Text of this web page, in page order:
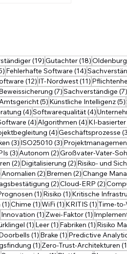
(19)19 Beiträge
Gutachter(18)18 Beiträge
Oldenburg
15 Beiträge
Fehlerhafte Software (14)14 Beiträge
(12) 12 Beiträge
IT-Nordwest(11) 11 Beiträge
Beiträge (7)7 Beiträge
Sachverständige (7)
6 Beiträge (5) 5 Beiträge
Künstliche Intelligenz(5)
(4)4 Beiträge
Softwarequalität(4)4
(4) 4 Beiträge
Algorithmen (4) 4 Beiträge
KI-basierter
(4)4 Beiträge
Geschäftsprozesse
(3) 3 Beiträge
ISO25010 (3) 3 Beiträge
(3) 3 Beiträge
Autonom (2)2 Beiträge
Großvater-Vater-
(2) 2 Beiträge
Digitalisierung (2) 2 Beiträge
Risiko- und
2 Beiträge
Anomalien (2) 2 Beiträge
Bremen (2)2 Beiträge
Change
(2)2 Beiträge
Cloud-ERP (2)2
Beitrag (1) 1 Beitrag
Risiko (1) 1 Beitrag
Kritische
(1)1 Beitrag
Chime (1)1 Beitrag
WiFi (1) 1 Beitrag
KRITIS (1)1 Beitrag
Time-to-
1 Beitrag
Innovation (1) 1 Beitrag
Zwei-Faktor(1) 1 Beitrag
(1) 1 Beitrag
Leer(1) 1 Beitrag
Fabriken (1) 1 Beitrag
Risiko
Beitrag (1) 1 Beitrag
Brake (1) 1 Beitrag
Predictive
(1) 1 Beitrag
Zero-Trust-Architekturen